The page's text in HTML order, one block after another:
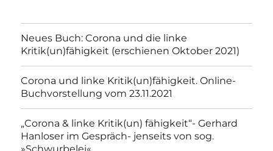
Neues Buch: Corona und die linke
Kritik(un)fähigkeit (erschienen Oktober 2021)
Corona und linke Kritik(un)fähigkeit. Online-
Buchvorstellung vom 23.11.2021
„Corona & linke Kritik(un) fähigkeit“- Gerhard
Hanloser im Gespräch- jenseits von sog.